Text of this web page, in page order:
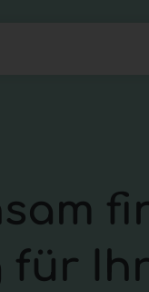
für